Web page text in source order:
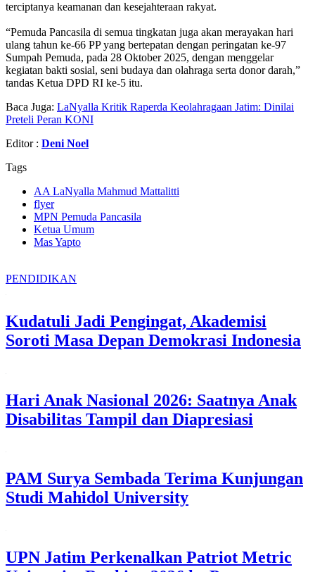
terciptanya keamanan dan kesejahteraan rakyat.
“Pemuda Pancasila di semua tingkatan juga akan merayakan hari
ulang tahun ke-66 PP yang bertepatan dengan peringatan ke-97
Sumpah Pemuda, pada 28 Oktober 2025, dengan menggelar
kegiatan bakti sosial, seni budaya dan olahraga serta donor darah,”
tandas Ketua DPD RI ke-5 itu.
Baca Juga: LaNyalla Kritik Raperda Keolahragaan Jatim: Dinilai
Preteli Peran KONI
Editor : Deni Noel
Tags
AA LaNyalla Mahmud Mattalitti
flyer
MPN Pemuda Pancasila
Ketua Umum
Mas Yapto
PENDIDIKAN
Kudatuli Jadi Pengingat, Akademisi
Soroti Masa Depan Demokrasi Indonesia
Hari Anak Nasional 2026: Saatnya Anak
Disabilitas Tampil dan Diapresiasi
PAM Surya Sembada Terima Kunjungan
Studi Mahidol University
UPN Jatim Perkenalkan Patriot Metric